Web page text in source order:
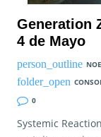
Generation
4 de Mayo
0
Systemic